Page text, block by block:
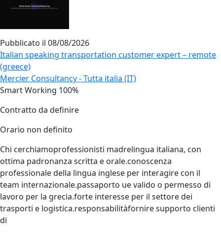
Pubblicato il 08/08/2026
Italian speaking transportation customer expert – remote
(greece)
Mercier Consultancy - Tutta italia (IT)
Smart Working 100%
Contratto da definire
Orario non definito
Chi cerchiamoprofessionisti madrelingua italiana, con
ottima padronanza scritta e orale.conoscenza
professionale della lingua inglese per interagire con il
team internazionale.passaporto ue valido o permesso di
lavoro per la grecia.forte interesse per il settore dei
trasporti e logistica.responsabilitàfornire supporto clienti
di